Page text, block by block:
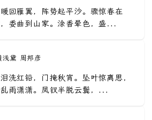
回雁翼，阵势起平沙。骤惊春在
委曲到山家。涂香晕色，盛...
浅黛 周邦彦
洗红铅，门掩秋宵。坠叶惊离思，
雨潇潇。凤钗半脱云鬓，...